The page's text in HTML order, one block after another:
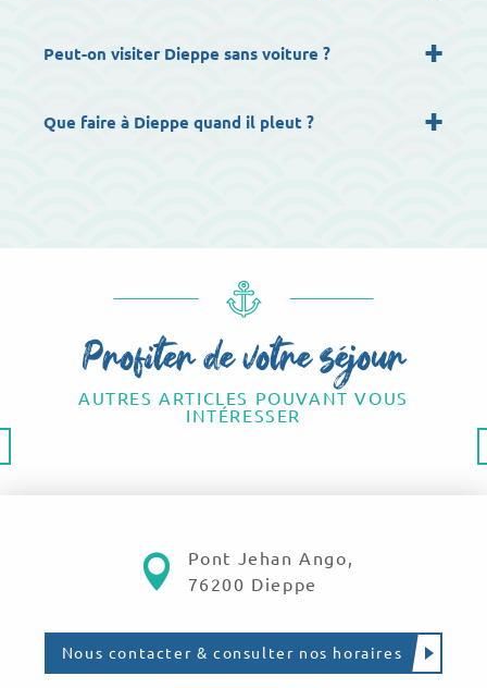
Peut-on visiter Dieppe sans voiture ?
Que faire à Dieppe quand il pleut ?
Profiter de votre séjour
AUTRES ARTICLES POUVANT VOUS
INTÉRESSER
Pont Jehan Ango,
76200 Dieppe
Nous contacter & consulter nos horaires